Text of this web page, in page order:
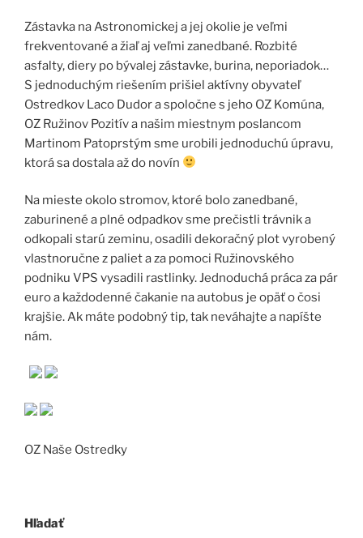
Zástavka na Astronomickej a jej okolie je veľmi
frekventované a žiaľ aj veľmi zanedbané. Rozbité
asfalty, diery po bývalej zástavke, burina, neporiadok…
S jednoduchým riešením prišiel aktívny obyvateľ
Ostredkov Laco Dudor a spoločne s jeho OZ Komúna,
OZ Ružinov Pozitív a našim miestnym poslancom
Martinom Patoprstým sme urobili jednoduchú úpravu,
ktorá sa dostala až do novín
Na mieste okolo stromov, ktoré bolo zanedbané,
zaburinené a plné odpadkov sme prečistli trávnik a
odkopali starú zeminu, osadili dekoračný plot vyrobený
vlastnoručne z paliet a za pomoci Ružinovského
podniku VPS vysadili rastlinky. Jednoduchá práca za pár
euro a každodenné čakanie na autobus je opäť o čosi
krajšie. Ak máte podobný tip, tak neváhajte a napíšte
nám.
OZ Naše Ostredky
Hľadať